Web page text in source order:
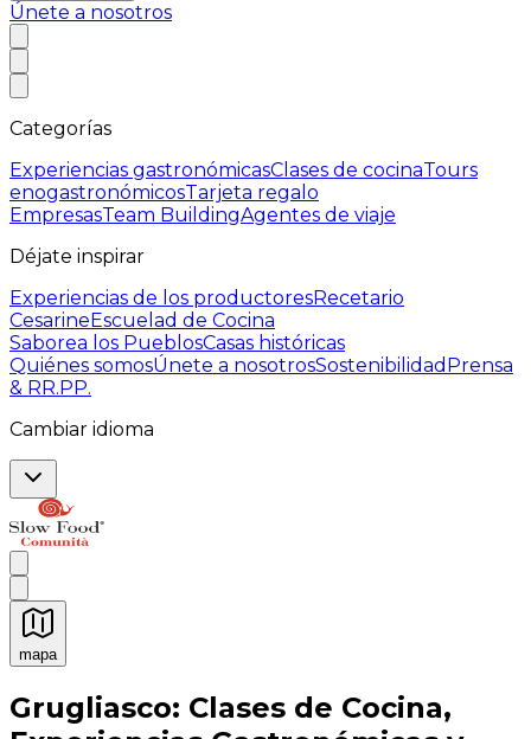
Únete a nosotros
Categorías
Experiencias gastronómicasClases de cocinaTours
enogastronómicosTarjeta regalo
EmpresasTeam BuildingAgentes de viaje
Déjate inspirar
Experiencias de los productoresRecetario
CesarineEscuelad de Cocina
Saborea los PueblosCasas históricas
Quiénes somosÚnete a nosotrosSostenibilidad Prensa
& RR.PP.
Cambiar idioma
mapa
Experiencias culinarias inolvidables: Experiencias
Grugliasco: Clases de Cocina,